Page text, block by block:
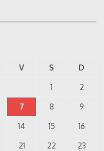
V S
D
1
2
7 8
9
14 15
16
21 22
23